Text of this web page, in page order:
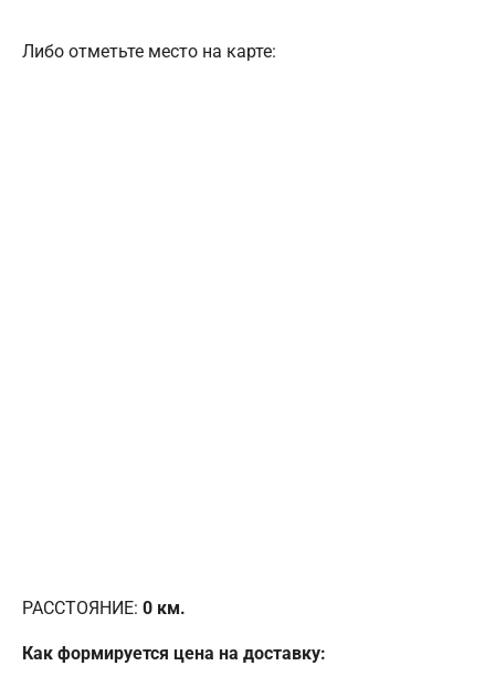
Либо отметьте место на карте:
РАССТОЯНИЕ: 0 км.
Как формируется цена на доставку: